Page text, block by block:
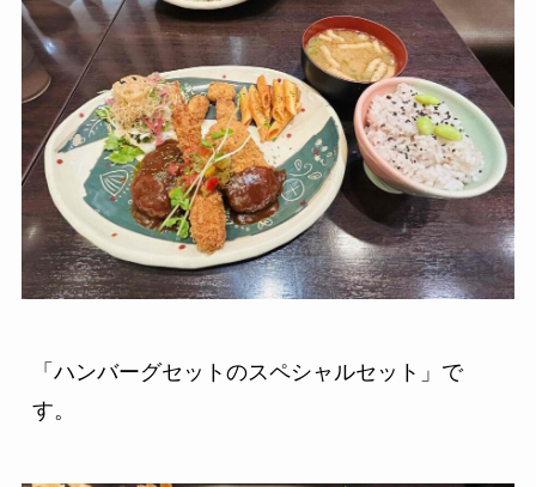
「ハンバーグセットのスペシャルセット」で
す。